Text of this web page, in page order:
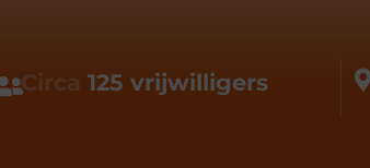
Circa 125 vrijwilligers